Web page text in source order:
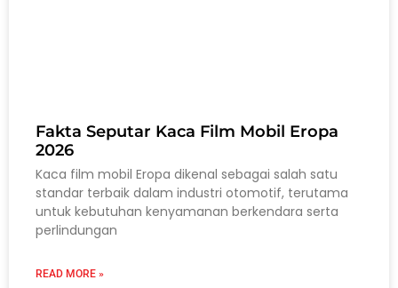
Fakta Seputar Kaca Film Mobil Eropa
2026
Kaca film mobil Eropa dikenal sebagai salah satu
standar terbaik dalam industri otomotif, terutama
untuk kebutuhan kenyamanan berkendara serta
perlindungan
READ MORE »